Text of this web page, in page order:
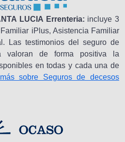
LUCIA Errenteria: incluye 3
iPlus, Asistencia Familiar
Las testimonios del seguro de
valoran de forma positiva la
en todas y cada una de
sobre Seguros de decesos